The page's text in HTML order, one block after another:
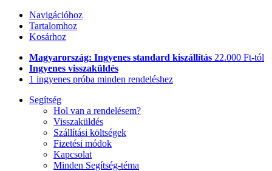
Navigációhoz
Tartalomhoz
Kosárhoz
Magyarország: Ingyenes standard kiszállítás 22.000 Ft-tól
Ingyenes visszaküldés
1 ingyenes próba minden rendeléshez
Segítség
Hol van a rendelésem?
Visszaküldés
Szállítási költségek
Fizetési módok
Kapcsolat
Minden Segítség-téma